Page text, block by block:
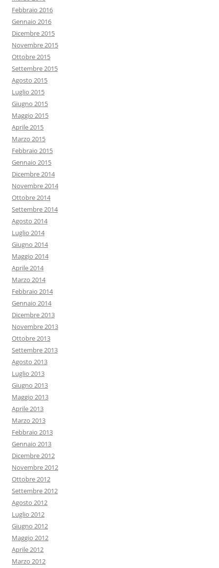
Febbraio 2016
Gennaio 2016
Dicembre 2015
Novembre 2015
Ottobre 2015
Settembre 2015
Agosto 2015
Luglio 2015
Giugno 2015
Maggio 2015
Aprile 2015
Marzo 2015
Febbraio 2015
Gennaio 2015
Dicembre 2014
Novembre 2014
Ottobre 2014
Settembre 2014
Agosto 2014
Luglio 2014
Giugno 2014
Maggio 2014
Aprile 2014
Marzo 2014
Febbraio 2014
Gennaio 2014
Dicembre 2013
Novembre 2013
Ottobre 2013
Settembre 2013
Agosto 2013
Luglio 2013
Giugno 2013
Maggio 2013
Aprile 2013
Marzo 2013
Febbraio 2013
Gennaio 2013
Dicembre 2012
Novembre 2012
Ottobre 2012
Settembre 2012
Agosto 2012
Luglio 2012
Giugno 2012
Maggio 2012
Aprile 2012
Marzo 2012